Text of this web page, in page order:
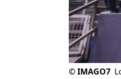
©IMAGO7